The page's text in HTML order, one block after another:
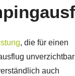
, die für einen
auch